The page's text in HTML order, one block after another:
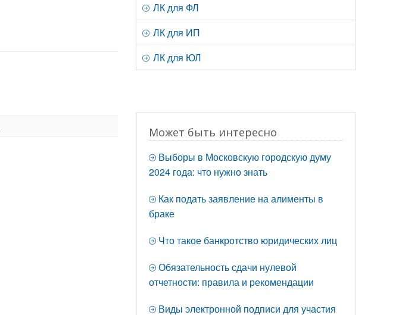
ЛК для ФЛ
ЛК для ИП
ЛК для ЮЛ
Может быть интересно
Выборы в Московскую городскую думу
2024 года: что нужно знать
Как подать заявление на алименты в
браке
Что такое банкротство юридических лиц
Обязательность сдачи нулевой
отчетности: правила и рекомендации
Виды электронной подписи для участия